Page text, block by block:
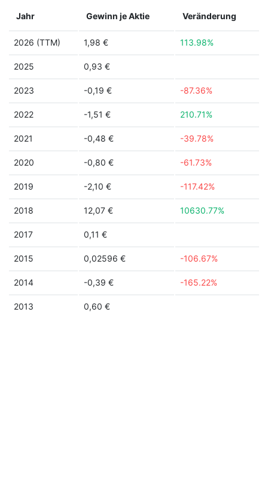
Jahr Gewinn je Aktie Veränderung
2026 (TTM) 1,98 € 113.98%
2025 0,93 €
2023 -0,19 € -87.36%
2022 -1,51 € 210.71%
2021 -0,48 € -39.78%
2020 -0,80 € -61.73%
2019 -2,10 € -117.42%
2018 12,07 € 10630.77%
2017 0,11 €
2015 0,02596 € -106.67%
2014 -0,39 € -165.22%
2013 0,60 €